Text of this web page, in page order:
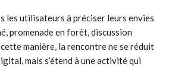
les utilisateurs à préciser leurs envies
promenade en forêt, discussion
manière, la rencontre ne se réduit
mais s’étend à une activité qui